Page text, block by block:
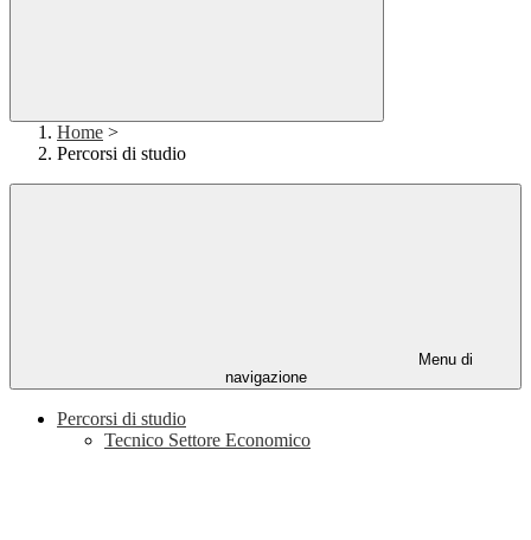
Home >
Percorsi di studio
Menu di
navigazione
Percorsi di studio
Tecnico Settore Economico